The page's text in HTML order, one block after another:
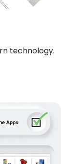
technology.